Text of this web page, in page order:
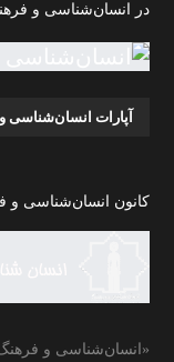
در انسان‌شناسی و
آپارات انسان‌شناسی و
کانون انسان‌شناسی و
«انسان‌شناسی و فرهنگ»